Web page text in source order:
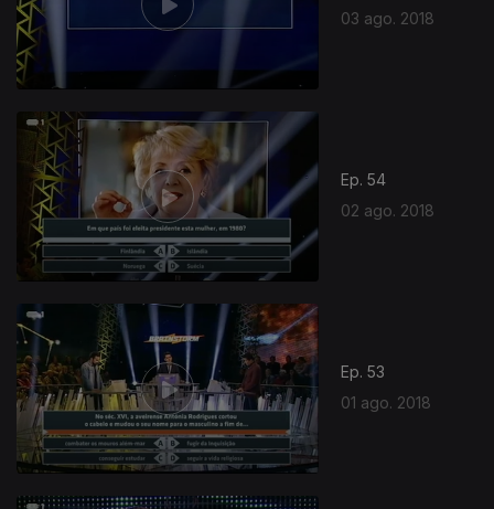
03 ago. 2018
Ep. 54
02 ago. 2018
Ep. 53
01 ago. 2018